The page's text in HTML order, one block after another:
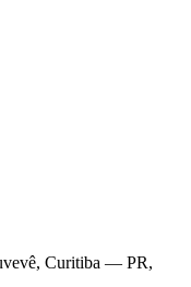
Curitiba — PR,